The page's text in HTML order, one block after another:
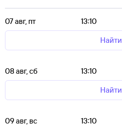
07 авг, пт 13:10
Найти
08 авг, сб 13:10
Найти
09 авг, вс 13:10